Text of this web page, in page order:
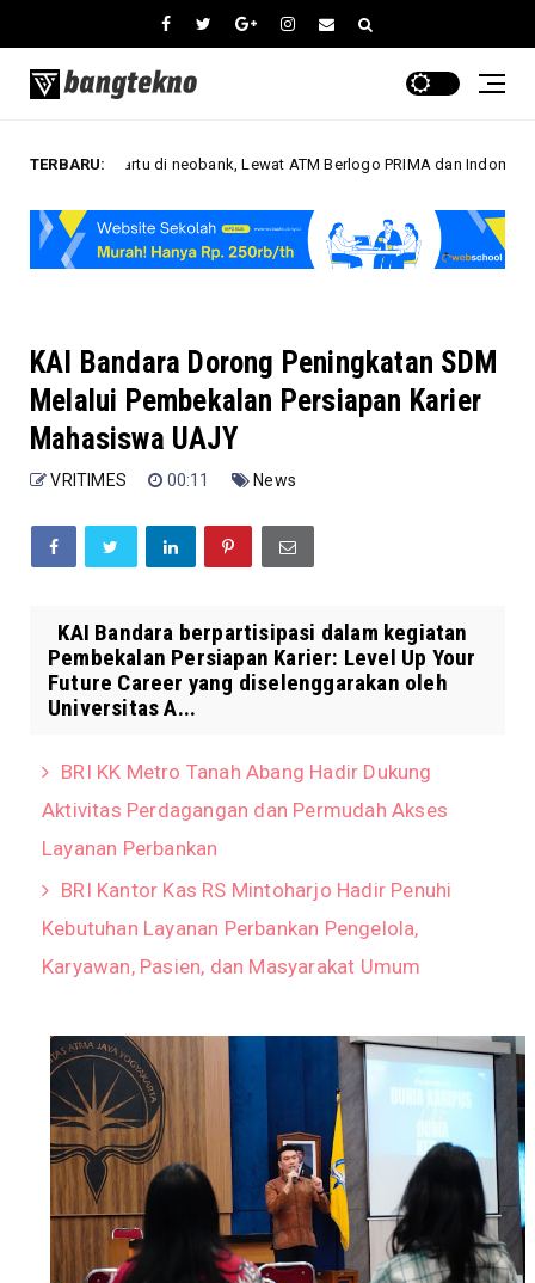
TERBARU:
Kartu di neobank, Lewat ATM Berlogo PRIMA dan Indomaret Bisnis
KAI Bandara Dorong Peningkatan SDM
Melalui Pembekalan Persiapan Karier
Mahasiswa UAJY
VRITIMES 00:11 News
KAI Bandara berpartisipasi dalam kegiatan
Pembekalan Persiapan Karier: Level Up Your
Future Career yang diselenggarakan oleh
Universitas A...
BRI KK Metro Tanah Abang Hadir Dukung
Aktivitas Perdagangan dan Permudah Akses
Layanan Perbankan
BRI Kantor Kas RS Mintoharjo Hadir Penuhi
Kebutuhan Layanan Perbankan Pengelola,
Karyawan, Pasien, dan Masyarakat Umum